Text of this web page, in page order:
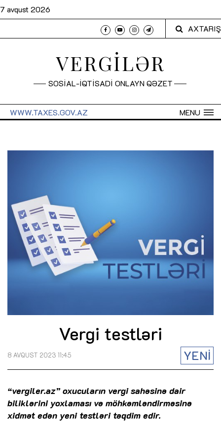
7 avqust 2026
AXTARIŞ
VERGİLƏR
SOSİAL-İQTİSADİ ONLAYN QƏZET
MENU
WWW.TAXES.GOV.AZ
Vergi testləri
YENİ
8 AVQUST 2023 11:45
“vergiler.az” oxucuların vergi sahəsinə dair
biliklərini yoxlaması və möhkəmləndirməsinə
xidmət edən yeni testləri təqdim edir.